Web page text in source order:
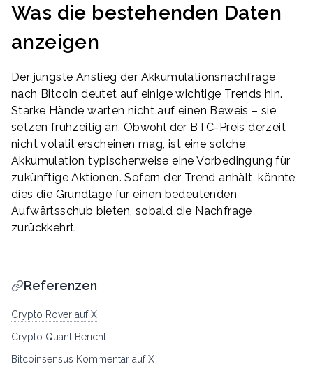
Was die bestehenden Daten
anzeigen
Der jüngste Anstieg der Akkumulationsnachfrage
nach Bitcoin deutet auf einige wichtige Trends hin.
Starke Hände warten nicht auf einen Beweis – sie
setzen frühzeitig an. Obwohl der BTC-Preis derzeit
nicht volatil erscheinen mag, ist eine solche
Akkumulation typischerweise eine Vorbedingung für
zukünftige Aktionen. Sofern der Trend anhält, könnte
dies die Grundlage für einen bedeutenden
Aufwärtsschub bieten, sobald die Nachfrage
zurückkehrt.
Referenzen
Crypto Rover auf X
Crypto Quant Bericht
Bitcoinsensus Kommentar auf X